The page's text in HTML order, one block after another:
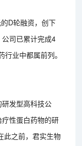
D轮融资，创下
司已累计完成4
业中都属前列。
发型高科技公
性蛋白药物的研
此之前，君实生物